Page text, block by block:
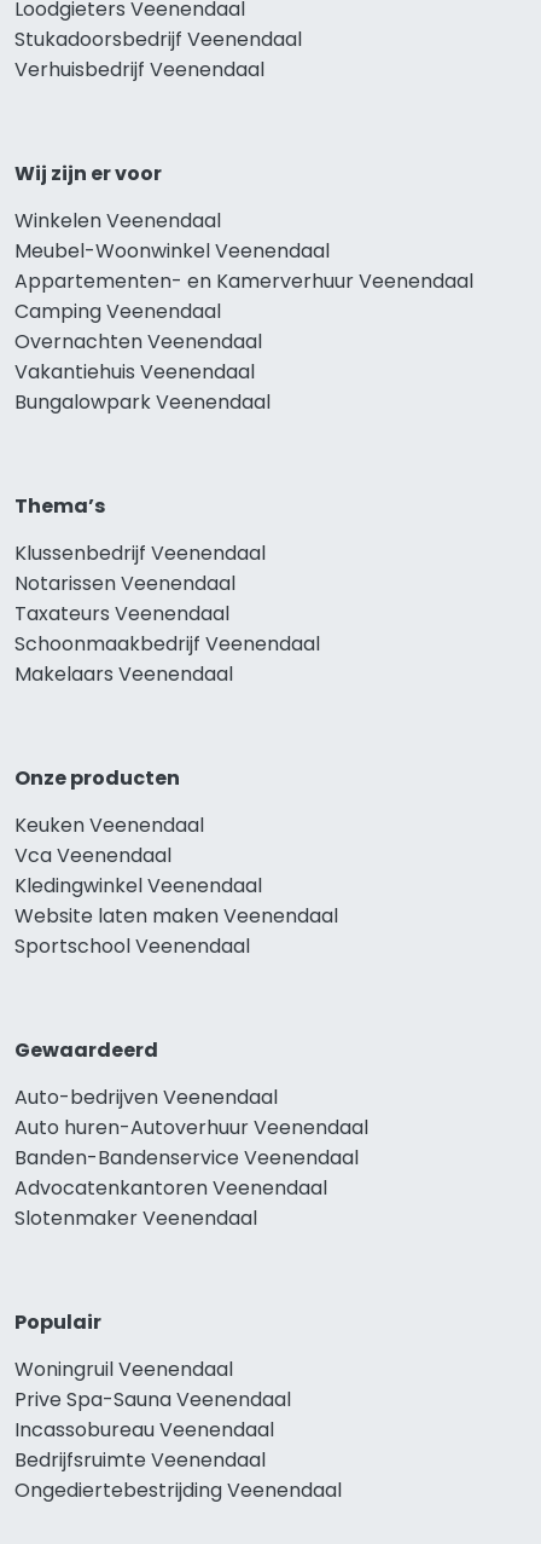
Loodgieters Veenendaal
Stukadoorsbedrijf Veenendaal
Verhuisbedrijf Veenendaal
Wij zijn er voor
Winkelen Veenendaal
Meubel-Woonwinkel Veenendaal
Appartementen- en Kamerverhuur Veenendaal
Camping Veenendaal
Overnachten Veenendaal
Vakantiehuis Veenendaal
Bungalowpark Veenendaal
Thema’s
Klussenbedrijf Veenendaal
Notarissen Veenendaal
Taxateurs Veenendaal
Schoonmaakbedrijf Veenendaal
Makelaars Veenendaal
Onze producten
Keuken Veenendaal
Vca Veenendaal
Kledingwinkel Veenendaal
Website laten maken Veenendaal
Sportschool Veenendaal
Gewaardeerd
Auto-bedrijven Veenendaal
Auto huren-Autoverhuur Veenendaal
Banden-Bandenservice Veenendaal
Advocatenkantoren Veenendaal
Slotenmaker Veenendaal
Populair
Woningruil Veenendaal
Prive Spa-Sauna Veenendaal
Incassobureau Veenendaal
Bedrijfsruimte Veenendaal
Ongediertebestrijding Veenendaal